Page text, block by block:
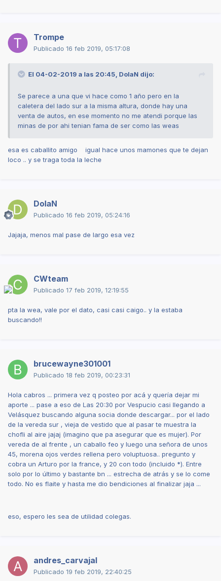
Trompe
Publicado 16 feb 2019, 05:17:08
El 04-02-2019 a las 20:45, DolaN dijo:
Se parece a una que vi hace como 1 año pero en la
caletera del lado sur a la misma altura, donde hay una
venta de autos, en ese momento no me atendi porque las
minas de por ahi tenian fama de ser como las weas
esa es caballito amigo igual hace unos mamones que te dejan
loco .. y se traga toda la leche
DolaN
Publicado 16 feb 2019, 05:24:16
Jajaja, menos mal pase de largo esa vez
CWteam
Publicado 17 feb 2019, 12:19:55
pta la wea, vale por el dato, casi casi caigo.. y la estaba
buscando!!
brucewayne301001
Publicado 18 feb 2019, 00:23:31
Hola cabros ... primera vez q posteo por acá y quería dejar mi
aporte ... pase a eso de Las 20:30 por Vespucio casi llegando a
Velásquez buscando alguna socia donde descargar... por el lado
de la vereda sur , vieja de vestido que al pasar te muestra la
chofli al aire jajaj (imagino que pa asegurar que es mujer). Por
vereda de al frente , un caballo feo y luego una señora de unos
45, morena ojos verdes rellena pero voluptuosa.. pregunto y
cobra un Arturo por la france, y 20 con todo (incluido *). Entre
solo por lo último y bastante bn ... estrecha de atrás y se lo come
todo. No es flaite y hasta me dio bendiciones al finalizar jaja ...
eso, espero les sea de utilidad colegas.
andres_carvajal
Publicado 19 feb 2019, 22:40:25